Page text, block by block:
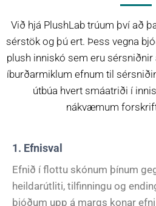
Við hjá PlushLab trúum því að
sérstök og þú ert. Þess vegna
plush inniskó sem eru
íburðarmiklum efnum til
útbúa hvert smáatriði í
nákvæmum
1. Efnisval
Efnið í flottu skónum þínum
heildarútliti, tilfinningu og
bjóðum upp á margs konar